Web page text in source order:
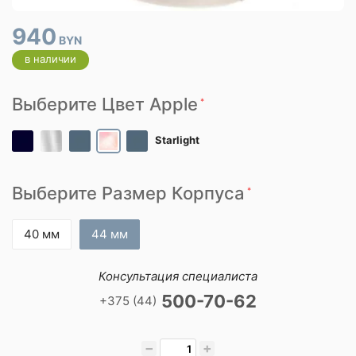
940 BYN
в наличии
Выберите Цвет Apple *
Starlight
Выберите Размер Корпуса *
40 мм 44 мм
Консультация специалиста
+375 (44) 500-70-62
− +